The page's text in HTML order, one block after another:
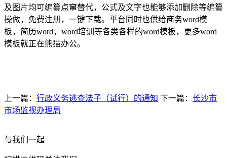
及图片均可编纂点窜替代，公式及文字也能够添加删除等编纂
操做，免费注册，一键下载。平台同时也供给商务word模
板，简历word，word培训等各类各样的word模板，更多word
模板就正在熊猫办公。
上一篇： 行政义务逃查法子（试行）的通知 下一篇： 长沙市
市场监视办理局
与我们一起